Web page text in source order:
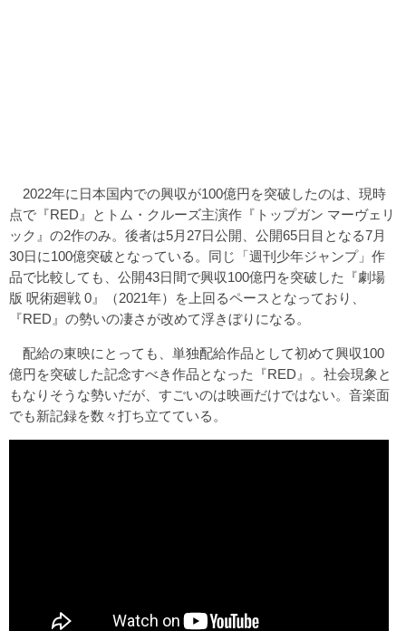
2022年に日本国内での興収が100億円を突破したのは、現時
点で『RED』とトム・クルーズ主演作『トップガン マーヴェリ
ック』の2作のみ。後者は5月27日公開、公開65日目となる7月
30日に100億突破となっている。同じ「週刊少年ジャンプ」作
品で比較しても、公開43日間で興収100億円を突破した『劇場
版 呪術廻戦 0』（2021年）を上回るペースとなっており、
『RED』の勢いの凄さが改めて浮きぼりになる。
配給の東映にとっても、単独配給作品として初めて興収100
億円を突破した記念すべき作品となった『RED』。社会現象と
もなりそうな勢いだが、すごいのは映画だけではない。音楽面
でも新記録を数々打ち立てている。